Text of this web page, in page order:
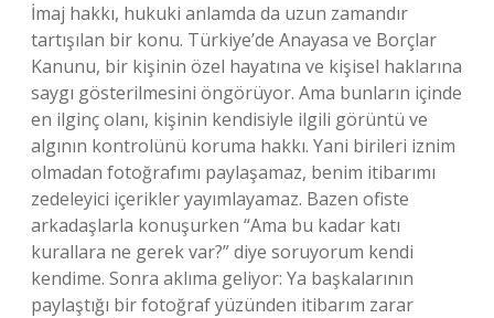
İmaj hakkı, hukuki anlamda da uzun zamandır
tartışılan bir konu. Türkiye’de Anayasa ve Borçlar
Kanunu, bir kişinin özel hayatına ve kişisel haklarına
saygı gösterilmesini öngörüyor. Ama bunların içinde
en ilginç olanı, kişinin kendisiyle ilgili görüntü ve
algının kontrolünü koruma hakkı. Yani birileri iznim
olmadan fotoğrafımı paylaşamaz, benim itibarımı
zedeleyici içerikler yayımlayamaz. Bazen ofiste
arkadaşlarla konuşurken “Ama bu kadar katı
kurallara ne gerek var?” diye soruyorum kendi
kendime. Sonra aklıma geliyor: Ya başkalarının
paylaştığı bir fotoğraf yüzünden itibarım zarar